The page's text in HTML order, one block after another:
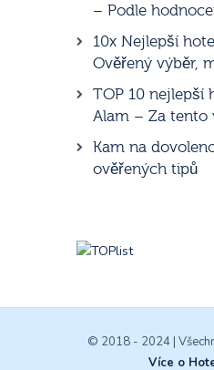
– Podle
10x Nejlepší
Ověřený výběr,
TOP 10 nejlepší
Alam – Za tento
Kam na
ověřených tipů
© 2018 - 2024 |
Více o